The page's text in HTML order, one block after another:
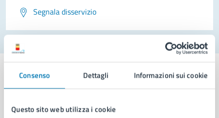
Consenso Dettagli Informazioni sui cookie
Questo sito web utilizza i cookie
Segnala disservizio
Comune di Napoli